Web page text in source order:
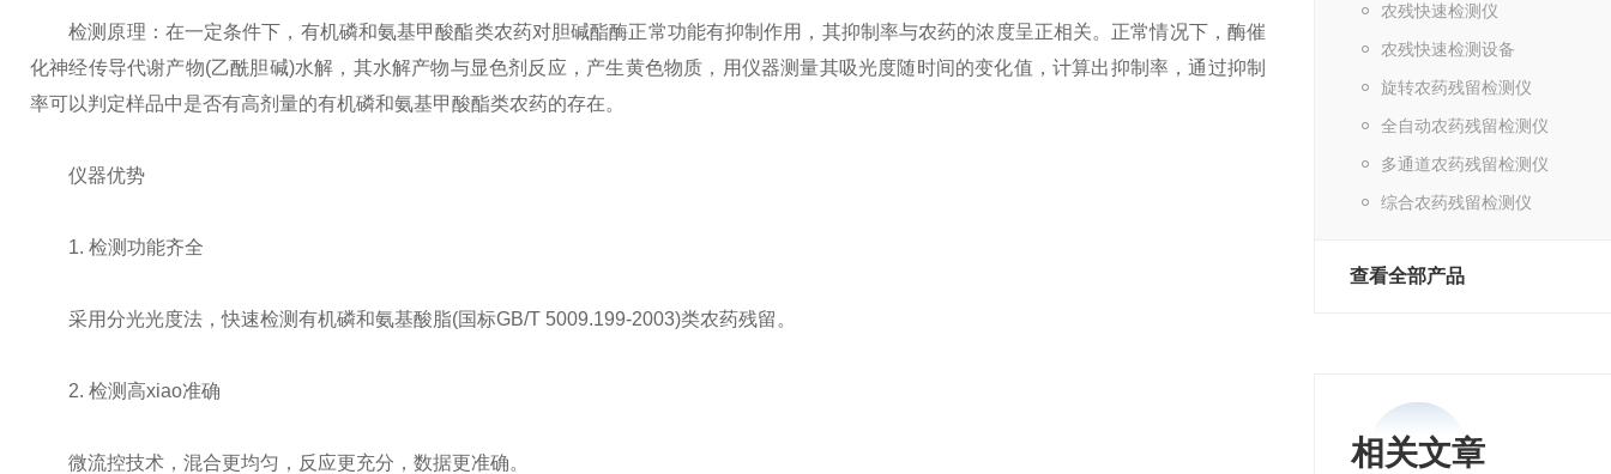
农残快速检测仪
农残快速检测设备
旋转农药残留检测仪
全自动农药残留检测仪
多通道农药残留检测仪
综合农药残留检测仪
查看全部产品
相关文章
检测原理：在一定条件下，有机磷和氨基甲酸酯类农药对胆碱酯酶正常功能有抑制作用，其抑制率与农药的浓度呈正相关。正常情况下，酶催
化神经传导代谢产物(乙酰胆碱)水解，其水解产物与显色剂反应，产生黄色物质，用仪器测量其吸光度随时间的变化值，计算出抑制率，通过抑制
率可以判定样品中是否有高剂量的有机磷和氨基甲酸酯类农药的存在。
仪器优势
1. 检测功能齐全
采用分光光度法，快速检测有机磷和氨基酸脂(国标GB/T 5009.199-2003)类农药残留。
2. 检测高xiao准确
微流控技术，混合更均匀，反应更充分，数据更准确。